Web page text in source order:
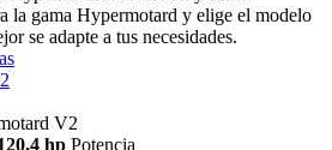
la gama Hypermotard y elige el modelo
se adapte a tus necesidades.
V2
hp Potencia